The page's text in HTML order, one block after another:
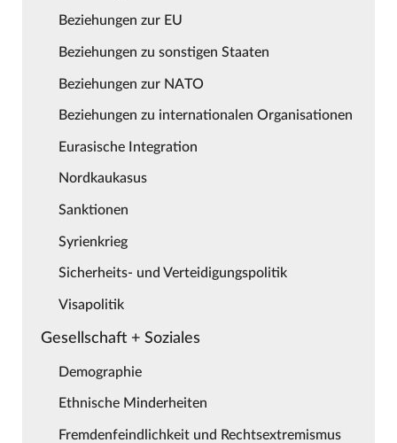
Beziehungen zur EU
Beziehungen zu sonstigen Staaten
Beziehungen zur NATO
Beziehungen zu internationalen Organisationen
Eurasische Integration
Nordkaukasus
Sanktionen
Syrienkrieg
Sicherheits- und Verteidigungspolitik
Visapolitik
Gesellschaft + Soziales
Demographie
Ethnische Minderheiten
Fremdenfeindlichkeit und Rechtsextremismus